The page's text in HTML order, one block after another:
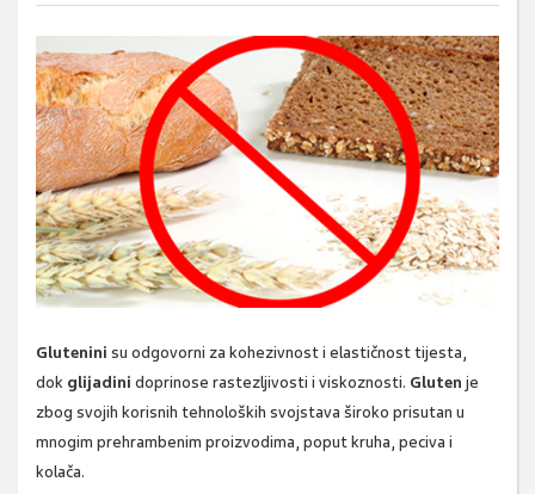
Glutenini su odgovorni za kohezivnost i elastičnost tijesta,
dok glijadini doprinose rastezljivosti i viskoznosti. Gluten je
zbog svojih korisnih tehnoloških svojstava široko prisutan u
mnogim prehrambenim proizvodima, poput kruha, peciva i
kolača.